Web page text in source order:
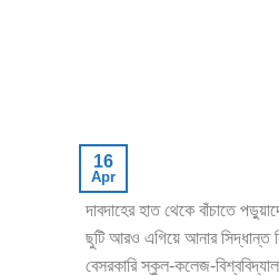
16
Apr
দাবদাহের হাত থেকে বাঁচাতে
ছুটি আরও এগিয়ে আনার সিদ্ধান্ত
বেসরকারি স্কুল-কলেজ-